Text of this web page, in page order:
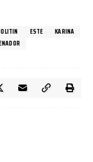
ESTE
KARINA